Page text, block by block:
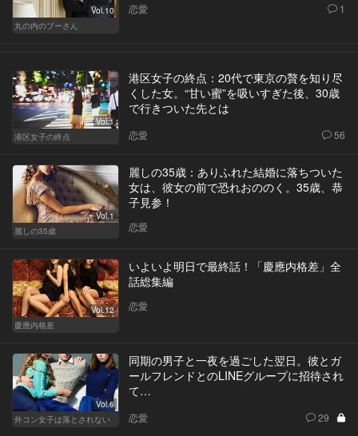
Vol.10
丸の内のプーさん
恋愛 1
Vol.1
港区女子の終点
港区女子の終点：20代で東京の贅を知り尽
くした女。“甘い蜜”を吸いすぎた後、30歳
で行きついた先とは
恋愛 56
Vol.1
麗しの35歳
麗しの35歳：ありふれた結婚に落ちついた
女は、彼女の前で恐れおののく。35歳、恭
子見参！
恋愛
Vol.12
慶應内格差
いよいよ明日で最終話！「慶應内格差」全
話総集編
恋愛
Vol.6
外コン女子は落とされない
同期の男子と一夜を過ごした翌日。彼とガ
ールフレンドとのLINEグループに招待され
て…
恋愛 29